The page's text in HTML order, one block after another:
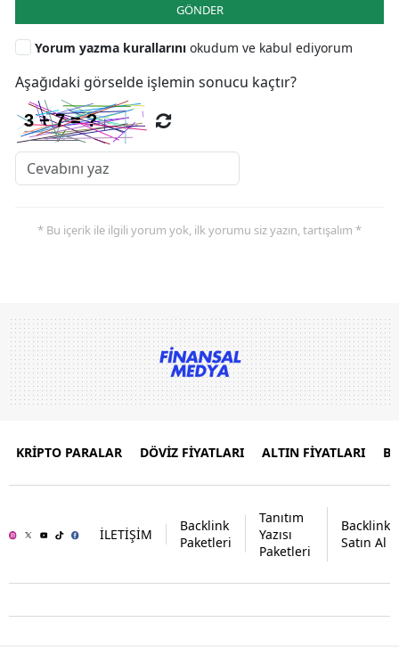
GÖNDER
Yorum yazma kurallarını okudum ve kabul ediyorum
Aşağıdaki görselde işlemin sonucu kaçtır?
* Bu içerik ile ilgili yorum yok, ilk yorumu siz yazın, tartışalım *
KRİPTO PARALAR DÖVİZ FİYATLARI ALTIN FİYATLARI
İLETİŞİM
Backlink
Paketleri
Tanıtım
Yazısı
Paketleri
Backlink
Satın Al